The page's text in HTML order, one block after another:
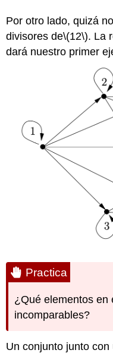
Por otro lado, quizá
divisores de\(12\). La
dará nuestro primer
Practica
¿Qué elementos en
incomparables?
Un conjunto junto